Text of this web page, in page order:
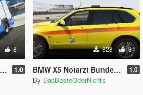
8
1.0
828 3
BMW X5 Notarzt Bundeswehr Koblenz [ELS] 1.0
By DasBesteOderNichts